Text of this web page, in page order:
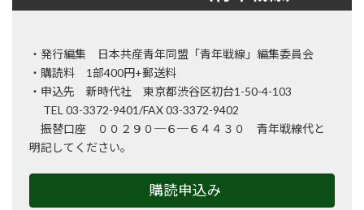
・発行編集 日本共産青年同盟「青年戦線」編集委員会
・購読料 1部400円+郵送料
・申込先 新時代社 東京都渋谷区初台1-50-4-103
TEL 03-3372-9401/FAX 03-3372-9402
振替口座 ００２９０─６─６４４３０ 青年戦線代と
明記してください。
購読申込み